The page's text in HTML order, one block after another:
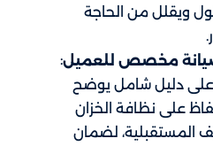
ويقلل من الحاجة
مخصص للعميل:
دليل شامل يوضح
على نظافة الخزان
المستقبلية، لضمان